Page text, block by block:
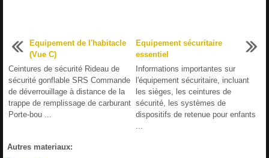
Equipement de l'habitacle
(Vue C)
Ceintures de sécurité Rideau de
sécurité gonflable SRS Commande
de déverrouillage à distance de la
trappe de remplissage de carburant
Porte-bou ...
Equipement sécuritaire
essentiel
Informations importantes sur
l'équipement sécuritaire, incluant
les sièges, les ceintures de
sécurité, les systèmes de
dispositifs de retenue pour enfants
Autres materiaux: